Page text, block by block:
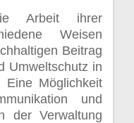
Arbeit ihrer
Weisen
Beitrag
Umweltschutz in
Möglichkeit
und
der Verwaltung